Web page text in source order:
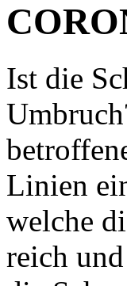
Ist die
Linien
welche
reich